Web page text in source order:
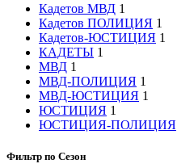
Кадетов МВД 1
Кадетов ПОЛИЦИЯ 1
Кадетов-ЮСТИЦИЯ 1
КАДЕТЫ 1
МВД 1
МВД-ПОЛИЦИЯ 1
МВД-ЮСТИЦИЯ 1
ЮСТИЦИЯ 1
ЮСТИЦИЯ-ПОЛИЦИЯ
Фильтр по Сезон